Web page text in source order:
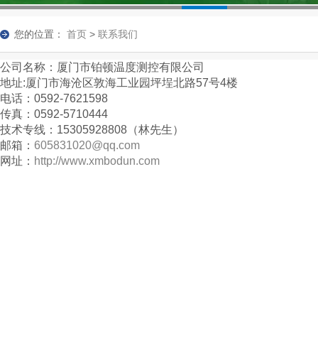
您的位置： 首页 > 联系我们
公司名称：厦门市铂顿温度测控有限公司
地址:厦门市海沧区敦海工业园坪埕北路57号4楼
电话：0592-7621598
传真：0592-5710444
技术专线：15305928808（林先生）
邮箱： 605831020@qq.com
网址： http://www.xmbodun.com